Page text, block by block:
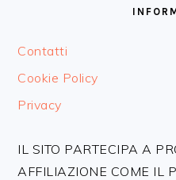
Contatti
Cookie Policy
Privacy
IL SITO PARTECIPA A
AFFILIAZIONE COME IL